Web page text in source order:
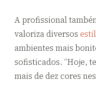
A profissional
valoriza diversos
ambientes mais
sofisticados. “Hoje,
mais de dez cores